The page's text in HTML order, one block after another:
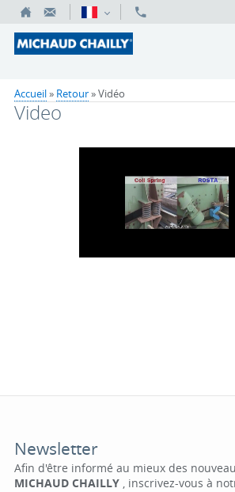
Accueil» Retour»Vidéo
Video
Newsletter
Afin d'être informé au mieux des
MICHAUD CHAILLY, inscrivez-vous à